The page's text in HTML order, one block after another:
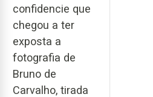
confidencie que
chegou a ter
exposta a
fotografia de
Bruno de
Carvalho, tirada